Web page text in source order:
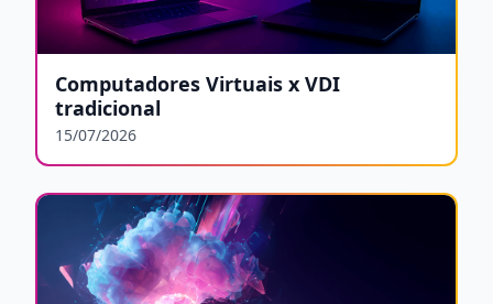
Computadores Virtuais x VDI
tradicional
15/07/2026